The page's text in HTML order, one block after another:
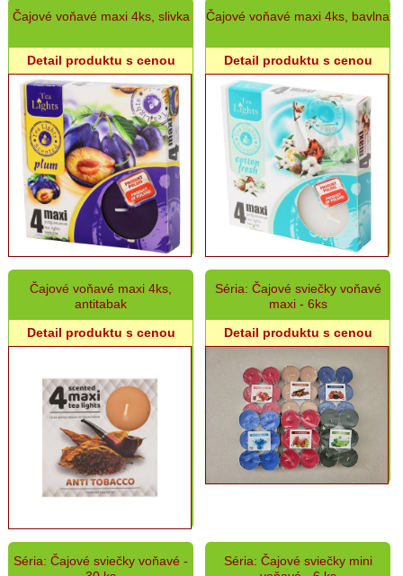
Batériové
kahance
Umelé
kvety
Záhradný
sortiment
Semená
osivá
Chovateľské
potreby
Grilovací
program
Papier
hygiena
Dekorácie
Ostatný
Čajové voňavé maxi 4ks, slivka
Detail produktu s cenou
Čajové voňavé maxi 4ks, bavlna
Detail produktu s cenou
Čajové voňavé maxi 4ks,
antitabak
Detail produktu s cenou
Séria: Čajové sviečky voňavé
maxi - 6ks
Detail produktu s cenou
Séria: Čajové sviečky voňavé -
Séria: Čajové sviečky mini